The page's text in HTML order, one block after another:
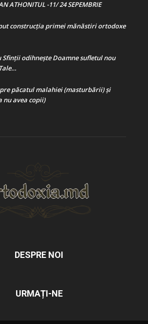
ATHONITUL -11/ 24 SEPEMBRIE
construcţia primei mănăstiri ortodoxe
Sfinții odihnește Doamne sufletul nou
păcatul malahiei (masturbării) şi
nu avea copii)
DESPRE NOI
URMAȚI-NE